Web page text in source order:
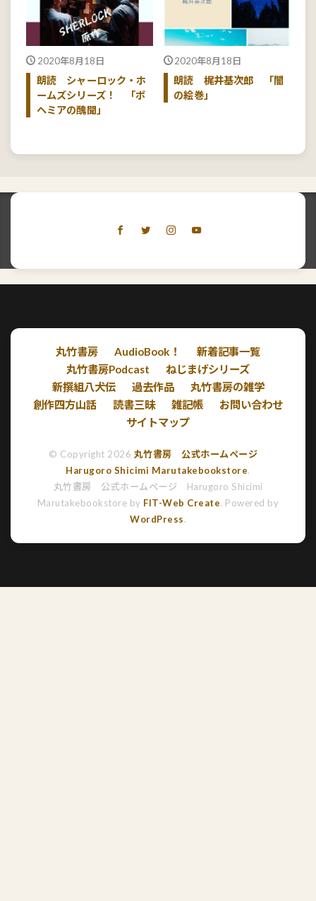
2020年8月18日
朗読 シャーロック・ホ
ームズシリーズ！ 「ボ
ヘミアの醜聞」
2020年8月18日
朗読 梶井基次郎 「闇
の絵巻」
丸竹書房 AudioBook！
新着記事一覧
丸竹書房Podcast
ねじまげシリーズ
新撰組八犬伝
過去作品
丸竹書房の雑学
創作四方山話
読書三昧 雑記帳
お問い合わせ
サイトマップ
© Copyright 2026 丸竹書房 公式ホームページ
Harugoro Shicimi Marutakebookstore.
丸竹書房 公式ホームページ Harugoro Shicimi
Marutakebookstore by FIT-Web Create. Powered by
WordPress.